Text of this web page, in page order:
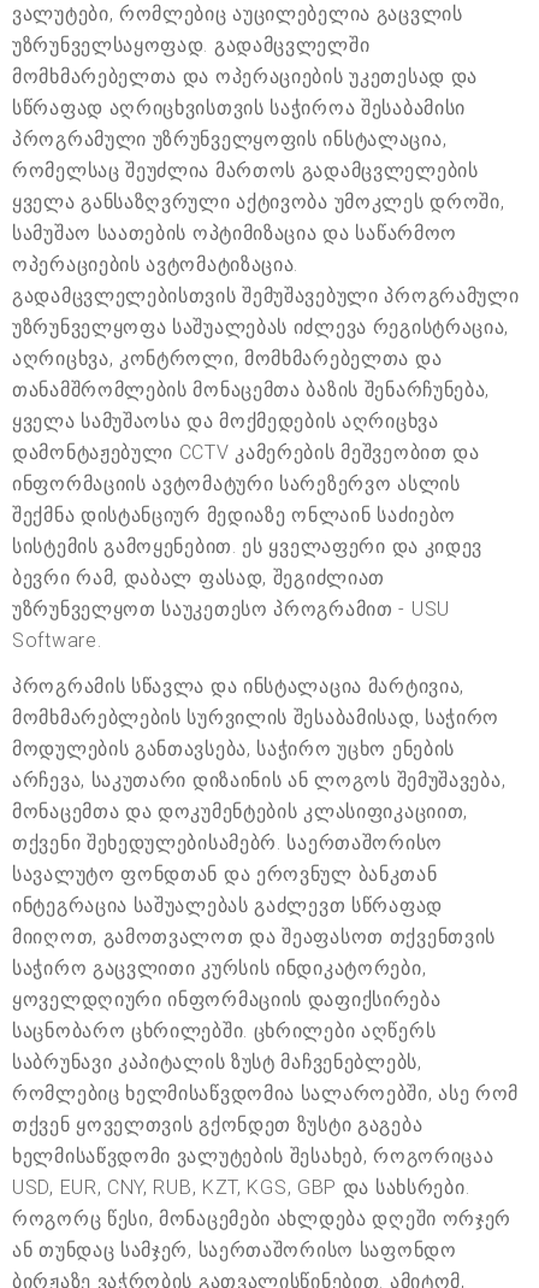
ვალუტები, რომლებიც აუცილებელია გაცვლის
უზრუნველსაყოფად. გადამცვლელში
მომხმარებელთა და ოპერაციების უკეთესად და
სწრაფად აღრიცხვისთვის საჭიროა შესაბამისი
პროგრამული უზრუნველყოფის ინსტალაცია,
რომელსაც შეუძლია მართოს გადამცვლელების
ყველა განსაზღვრული აქტივობა უმოკლეს დროში,
სამუშაო საათების ოპტიმიზაცია და საწარმოო
ოპერაციების ავტომატიზაცია.
გადამცვლელებისთვის შემუშავებული პროგრამული
უზრუნველყოფა საშუალებას იძლევა რეგისტრაცია,
აღრიცხვა, კონტროლი, მომხმარებელთა და
თანამშრომლების მონაცემთა ბაზის შენარჩუნება,
ყველა სამუშაოსა და მოქმედების აღრიცხვა
დამონტაჟებული CCTV კამერების მეშვეობით და
ინფორმაციის ავტომატური სარეზერვო ასლის
შექმნა დისტანციურ მედიაზე ონლაინ საძიებო
სისტემის გამოყენებით. ეს ყველაფერი და კიდევ
ბევრი რამ, დაბალ ფასად, შეგიძლიათ
უზრუნველყოთ საუკეთესო პროგრამით - USU
Software.
პროგრამის სწავლა და ინსტალაცია მარტივია,
მომხმარებლების სურვილის შესაბამისად, საჭირო
მოდულების განთავსება, საჭირო უცხო ენების
არჩევა, საკუთარი დიზაინის ან ლოგოს შემუშავება,
მონაცემთა და დოკუმენტების კლასიფიკაციით,
თქვენი შეხედულებისამებრ. საერთაშორისო
სავალუტო ფონდთან და ეროვნულ ბანკთან
ინტეგრაცია საშუალებას გაძლევთ სწრაფად
მიიღოთ, გამოთვალოთ და შეაფასოთ თქვენთვის
საჭირო გაცვლითი კურსის ინდიკატორები,
ყოველდღიური ინფორმაციის დაფიქსირება
საცნობარო ცხრილებში. ცხრილები აღწერს
საბრუნავი კაპიტალის ზუსტ მაჩვენებლებს,
რომლებიც ხელმისაწვდომია სალაროებში, ასე რომ
თქვენ ყოველთვის გქონდეთ ზუსტი გაგება
ხელმისაწვდომი ვალუტების შესახებ, როგორიცაა
USD, EUR, CNY, RUB, KZT, KGS, GBP და სახსრები.
როგორც წესი, მონაცემები ახლდება დღეში ორჯერ
ან თუნდაც სამჯერ, საერთაშორისო საფონდო
ბირჟაზე ვაჭრობის გათვალისწინებით. ამიტომ,